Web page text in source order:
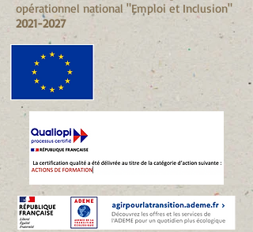
opérationnel national "Emploi et Inclusion"
2021-2027